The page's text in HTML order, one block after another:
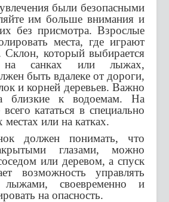
были безопасными
им больше внимания и
без присмотра. Взрослые
места, где играют
который выбирается
на санках или лыжах,
быть вдалеке от дороги,
и корней деревьев. Важно
близкие к водоемам. На
кататься в специально
или на катках.
должен понимать, что
глазами, можно
или деревом, а спуск
возможность управлять
своевременно и
на опасность.